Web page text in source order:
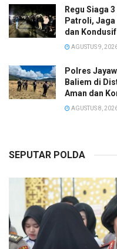
Regu Siaga
Patroli, Jaga
dan Kondusif
AGUSTUS 9,
Polres
Baliem di
Aman dan
AGUSTUS 8,
SEPUTAR POLDA